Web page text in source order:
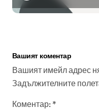
Вашият коментар
Вашият имейл адрес
Задължителните
Коментар: *